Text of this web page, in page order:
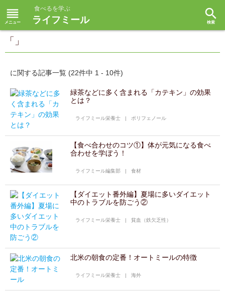
reorder 食べるを学ぶ
ライフミール search
「」
に関する記事一覧 (22件中 1 - 10件)
緑茶などに多く含まれる「カテキン」の効果
とは？
ライフミール栄養士 | ポリフェノール
【食べ合わせのコツ①】体が元気になる食べ
合わせを学ぼう！
ライフミール編集部 |食材
【ダイエット番外編】夏場に多いダイエット
中のトラブルを防ごう②
ライフミール栄養士 |貧血（鉄欠乏性）
北米の朝食の定番！オートミールの特徴
ライフミール栄養士 |海外